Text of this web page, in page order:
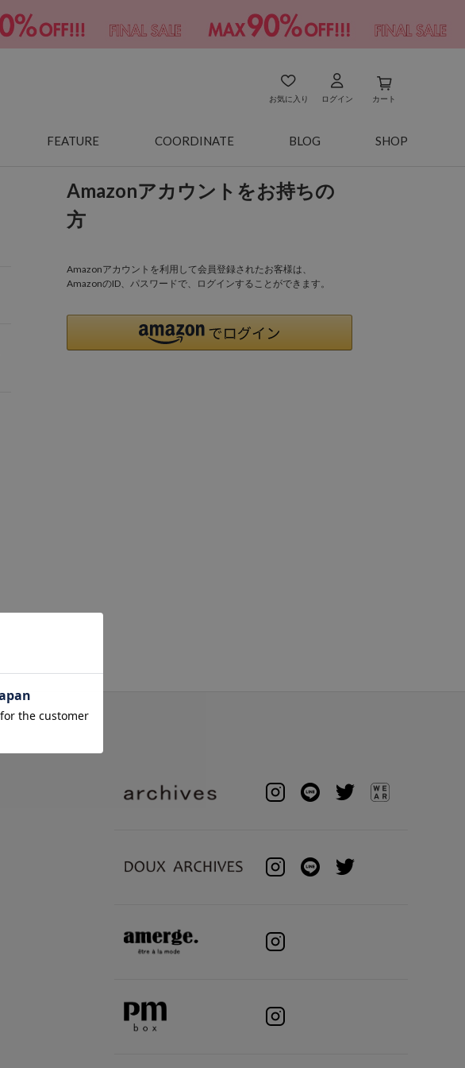
お気に入り ログイン カート
FEATURE COORDINATE BLOG SHOP
Amazonアカウントをお持ちの
方
Amazonアカウントを利用して会員登録されたお客様は、
AmazonのID、パスワードで、ログインすることができます。